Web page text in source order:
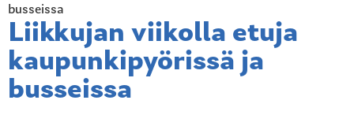
busseissa
Liikkujan viikolla etuja
kaupunkipyörissä ja
busseissa